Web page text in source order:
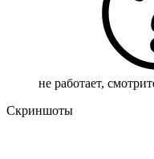
не работает,
Скриншоты